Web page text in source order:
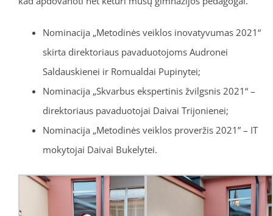
Nominacija „Metodinės veiklos inovatyvumas 2021“
skirta direktoriaus pavaduotojoms Audronei
Saldauskienei ir Romualdai Pupinytei;
Nominacija „Skvarbus ekspertinis žvilgsnis 2021“ –
direktoriaus pavaduotojai Daivai Trijonienei;
Nominacija „Metodinės veiklos proveržis 2021” – IT
mokytojai Daivai Bukelytei.